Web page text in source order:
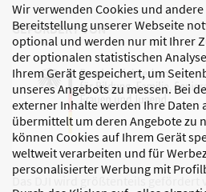
Wir verwenden Cookies und
Bereitstellung unserer Webseite
optional und werden nur mit Ihrer
der optionalen statistischen
Ihrem Gerät gespeichert, um
unseres Angebots zu messen. Bei
externer Inhalte werden Ihre Daten
übermittelt um deren Angebote zu
können Cookies auf Ihrem Gerät
weltweit verarbeiten und für
personalisierter Werbung mit
GEFÖRDERT VON
Das DJI wird größtenteils gefördert